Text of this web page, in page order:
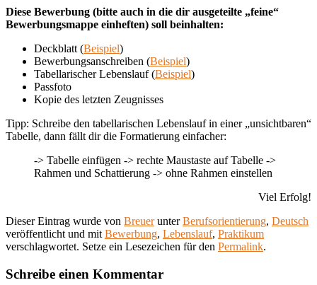
Diese Bewerbung (bitte auch in die dir ausgeteilte „feine“
Bewerbungsmappe einheften) soll beinhalten:
Deckblatt (Beispiel)
Bewerbungsanschreiben (Beispiel)
Tabellarischer Lebenslauf (Beispiel)
Passfoto
Kopie des letzten Zeugnisses
Tipp: Schreibe den tabellarischen Lebenslauf in einer „unsichtbaren“
Tabelle, dann fällt dir die Formatierung einfacher:
-> Tabelle einfügen -> rechte Maustaste auf Tabelle ->
Rahmen und Schattierung -> ohne Rahmen einstellen
Viel Erfolg!
Dieser Eintrag wurde von BreuerunterBerufsorientierung, Deutsch
veröffentlicht und mitBewerbung, Lebenslauf, Praktikum
verschlagwortet. Setze ein Lesezeichen für den Permalink.
Schreibe einen Kommentar